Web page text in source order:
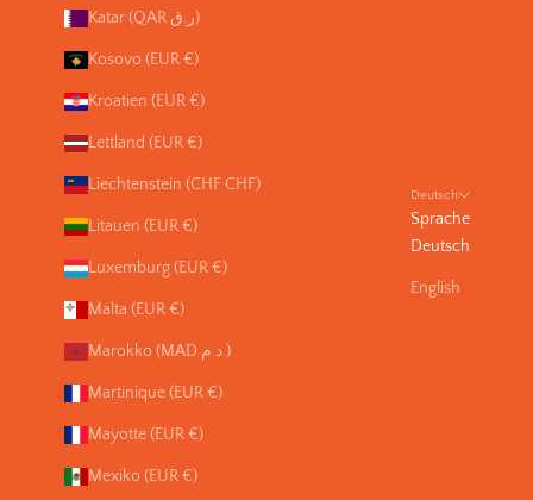
Katar (QAR ر.ق)
Kosovo (EUR €)
Kroatien (EUR €)
Lettland (EUR €)
Liechtenstein (CHF CHF)
Litauen (EUR €)
Luxemburg (EUR €)
Malta (EUR €)
Marokko (MAD د.م.)
Martinique (EUR €)
Mayotte (EUR €)
Mexiko (EUR €)
Deutsch
Sprache
Deutsch
English